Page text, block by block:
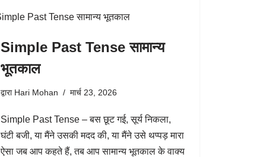
Simple Past Tense सामान्य
भूतकाल
द्वारा Hari Mohan मार्च 23, 2026
Simple Past Tense – बस छूट गई, सूर्य निकला,
घंटी बजी, या मैंने उसकी मदद की, या मैंने उसे थप्पड़ मारा
ऐसा जब आप कहते हैं, तब आप सामान्य भूतकाल के वाक्य